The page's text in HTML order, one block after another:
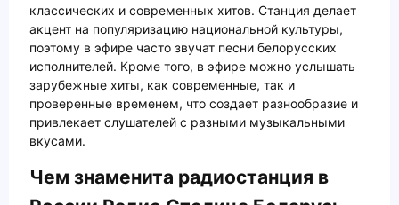
классических и современных хитов. Станция делает
акцент на популяризацию национальной культуры,
поэтому в эфире часто звучат песни белорусских
исполнителей. Кроме того, в эфире можно услышать
зарубежные хиты, как современные, так и
проверенные временем, что создает разнообразие и
привлекает слушателей с разными музыкальными
вкусами.
Чем знаменита радиостанция в